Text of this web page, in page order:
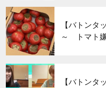
【バトンタ
～ トマト
サムネイル
【バトンタ